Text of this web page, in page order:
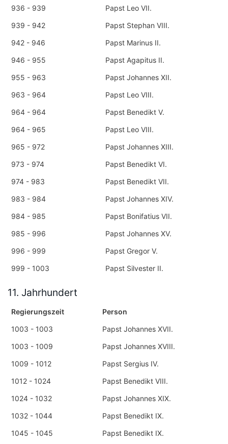
936 - 939
Papst Leo VII.
939 - 942
Papst Stephan VIII.
942 - 946
Papst Marinus II.
946 - 955
Papst Agapitus II.
955 - 963
Papst Johannes XII.
963 - 964
Papst Leo VIII.
964 - 964
Papst Benedikt V.
964 - 965
Papst Leo VIII.
965 - 972
Papst Johannes XIII.
973 - 974
Papst Benedikt VI.
974 - 983
Papst Benedikt VII.
983 - 984
Papst Johannes XIV.
984 - 985
Papst Bonifatius VII.
985 - 996
Papst Johannes XV.
996 - 999
Papst Gregor V.
999 - 1003
Papst Silvester II.
11. Jahrhundert
Regierungszeit
Person
1003 - 1003
Papst Johannes XVII.
1003 - 1009
Papst Johannes XVIII.
1009 - 1012
Papst Sergius IV.
1012 - 1024
Papst Benedikt VIII.
1024 - 1032
Papst Johannes XIX.
1032 - 1044
Papst Benedikt IX.
1045 - 1045
Papst Benedikt IX.